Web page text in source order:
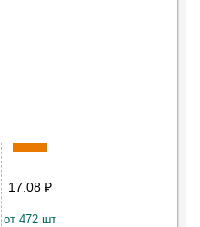
17.08 ₽
от 472 шт